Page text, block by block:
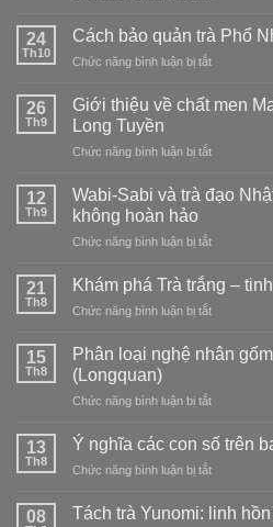
Phấn
chọn
nào?
cách
trà
ngon
–
lạnh,
pha
trà
24
Th10
Cách bảo quản trà Phổ
Chức năng bình luận bị tắtở
Phổ
tại
26
Th9
Giới thiệu về chất men
Long Tuyền
Chức năng bình luận bị tắtở
thiệu
về
men
Tử
của
sứ
12
Th9
Wabi-Sabi và trà đạo
không hoàn hảo
Chức năng bình luận bị tắtở
và
trà
Nhật
vẻ
trong
hảo
21
Th8
Khám phá Trà trắng –
Chức năng bình luận bị tắtở
phá
–
tế
thanh
15
Th8
Phân loại nghệ nhân
(Longquan)
Chức năng bình luận bị tắtở
loại
nhân
sứ
13
Th8
Ý nghĩa các con số trên
Chức năng bình luận bị tắtở
nghĩa
08 Tách trà Yunomi: linh